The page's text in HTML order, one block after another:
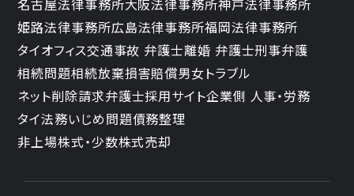
姫路法律事務所広島法律事務所福岡法律事務所
タイオフィス交通事故 弁護士離婚 弁護士刑事弁護
相続問題相続放棄損害賠償男女トラブル
ネット削除請求弁護士採用サイト企業側 人事・労務
タイ法務いじめ問題債務整理
非上場株式・少数株式売却